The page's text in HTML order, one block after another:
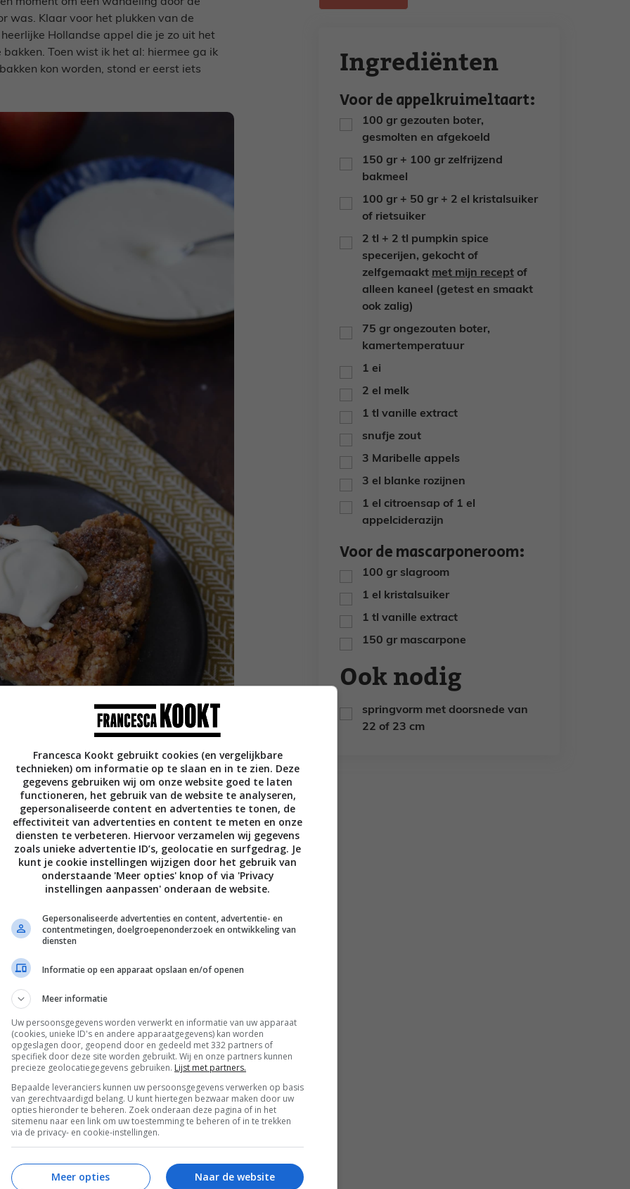
was. Klaar voor het plukken van de
Hollandse appel die je zo uit het
Toen wist ik het al: hiermee ga ik
kon worden, stond er eerst iets
duurzame appels uit de
uit de Betuwe. Heel eerlijk, tot een paar
is ook niet zo gek, want de Maribelle
tijd is dit blozende appeltje wel
uit Nederland.
Ingrediënten
Voor de appelkruimeltaart:
▢
100 gr gezouten boter,
gesmolten en afgekoeld
▢
150 gr + 100 gr zelfrijzend
bakmeel
▢
100 gr + 50 gr + 2 el kristalsuiker
of rietsuiker
▢
2 tl + 2 tl pumpkin spice
specerijen, gekocht of
zelfgemaakt met mijn receptof
alleen kaneel (getest en smaakt
ook zalig)
▢
75 gr ongezouten boter,
kamertemperatuur
▢
1 ei
▢
2 el melk
▢
1 tl vanille extract
▢
snufje zout
▢
3 Maribelle appels
▢
3 el blanke rozijnen
▢
1 el citroensap of 1 el
appelciderazijn
Voor de mascarponeroom:
▢
100 gr slagroom
▢
1 el kristalsuiker
▢
1 tl vanille extract
▢
150 gr mascarpone
Ook nodig
▢
springvorm met doorsnede van
22 of 23 cm
Francesca Kookt gebruikt cookies (en vergelijkbare
technieken) om informatie op te slaan en in te zien. Deze
gegevens gebruiken wij om onze website goed te laten
functioneren, het gebruik van de website te analyseren,
gepersonaliseerde content en advertenties te tonen, de
effectiviteit van advertenties en content te meten en onze
diensten te verbeteren. Hiervoor verzamelen wij gegevens
zoals unieke advertentie ID’s, geolocatie en surfgedrag. Je
kunt je cookie instellingen wijzigen door het gebruik van
onderstaande 'Meer opties' knop of via 'Privacy
instellingen aanpassen' onderaan de website.
Gepersonaliseerde advertenties en content, advertentie- en
contentmetingen, doelgroepenonderzoek en ontwikkeling van
diensten
Informatie op een apparaat opslaan en/of openen
Meer informatie
Uw persoonsgegevens worden verwerkt en informatie van uw apparaat
(cookies, unieke ID's en andere apparaatgegevens) kan worden
opgeslagen door, geopend door en gedeeld met 332 partners of
specifiek door deze site worden gebruikt. Wij en onze partners kunnen
precieze geolocatiegegevens gebruiken. Lijst met partners.
Bepaalde leveranciers kunnen uw persoonsgegevens verwerken op basis
van gerechtvaardigd belang. U kunt hiertegen bezwaar maken door uw
opties hieronder te beheren. Zoek onderaan deze pagina of in het
sitemenu naar een link om uw toestemming te beheren of in te trekken
via de privacy- en cookie-instellingen.
Naar de website
Meer opties